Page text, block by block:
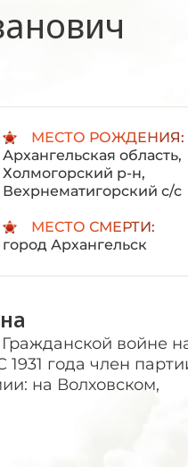
МЕСТО РОЖДЕНИЯ:
Архангельская область,
Холмогорский р-н,
Вехрнематигорский с/с
МЕСТО СМЕРТИ:
город Архангельск
Гражданской войне
1931 года член
на Волховском,